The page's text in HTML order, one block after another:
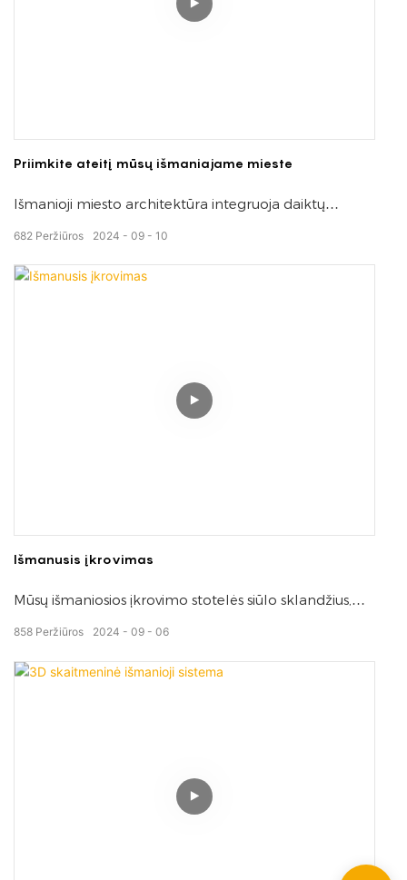
Priimkite ateitį mūsų išmaniajame mieste
Išmanioji miesto architektūra integruoja daiktų
kad pagerintų miesto tvarumą, paslaugas piliečiams ir
efektyvų išteklių valdymą.
2024 09 10
682 Peržiūros
Išmanusis įkrovimas
Mūsų išmaniosios įkrovimo stotelės siūlo sklandžius,
stebėjimu realiuoju laiku, lengvą prieigą ir tvarų
energijos valdymą švaresnei ateičiai.
2024 09 06
858 Peržiūros